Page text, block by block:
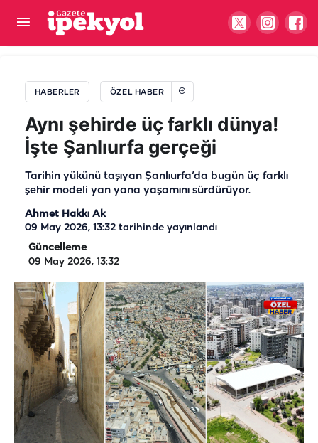
HABERLER ÖZEL HABER
Aynı şehirde üç farklı dünya!
İşte Şanlıurfa gerçeği
Tarihin yükünü taşıyan Şanlıurfa’da bugün üç farklı
şehir modeli yan yana yaşamını sürdürüyor.
Ahmet Hakkı Ak
09 May 2026, 13:32 tarihinde yayınlandı
Güncelleme
09 May 2026, 13:32
Şanlıurfa’da yarım asırlık ustadan gelenek çağrısı: